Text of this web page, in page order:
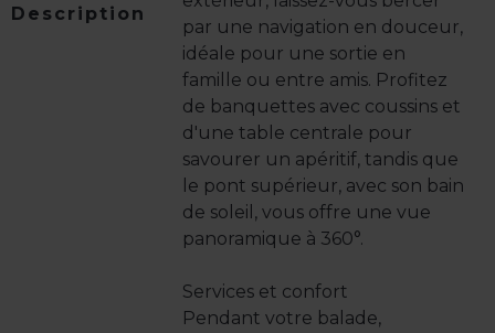
Description
par une navigation en douceur,
idéale pour une sortie en
famille ou entre amis. Profitez
de banquettes avec coussins et
d'une table centrale pour
savourer un apéritif, tandis que
le pont supérieur, avec son bain
de soleil, vous offre une vue
panoramique à 360°.
Services et confort
Pendant votre balade,